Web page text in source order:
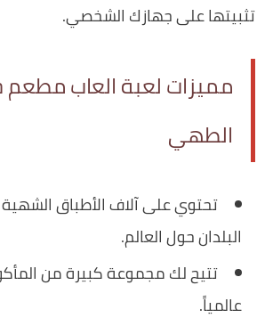
تثبيتها على جهازك الشخصي.
مميزات لعبة العاب
الطهي
تحتوي على آلاف الأطباق
البلدان حول العالم.
تتيح لك مجموعة كبيرة من
عالمياً.